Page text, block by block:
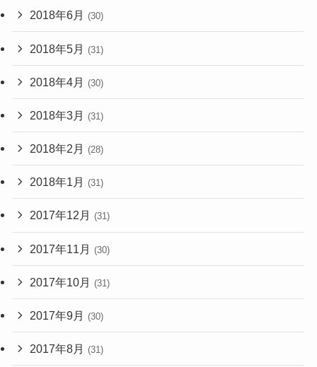
2018年6月 (30)
2018年5月 (31)
2018年4月 (30)
2018年3月 (31)
2018年2月 (28)
2018年1月 (31)
2017年12月 (31)
2017年11月 (30)
2017年10月 (31)
2017年9月 (30)
2017年8月 (31)